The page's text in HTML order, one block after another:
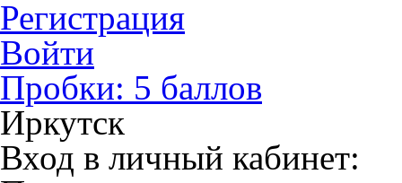
Регистрация
Войти
Пробки: 5 баллов
Иркутск
Вход в личный кабинет: